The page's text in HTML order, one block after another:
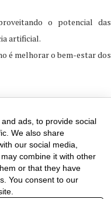
o potencial das
artificial.
é melhorar o bem-estar dos
ads, to provide social
We also share
our social media,
combine it with other
or that they have
You consent to our